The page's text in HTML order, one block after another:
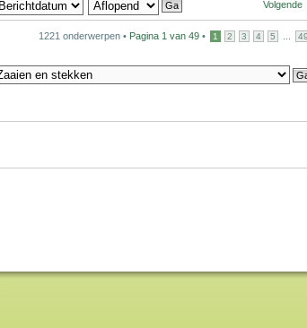
Volgende
1221 onderwerpen • Pagina 1 van 49 • 1 2 3 4 5 49